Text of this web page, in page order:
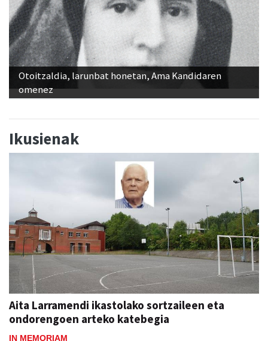
Otoitzaldia, larunbat honetan, Ama Kandidaren
omenez
Ikusienak
Aita Larramendi ikastolako sortzaileen eta
ondorengoen arteko katebegia
IN MEMORIAM